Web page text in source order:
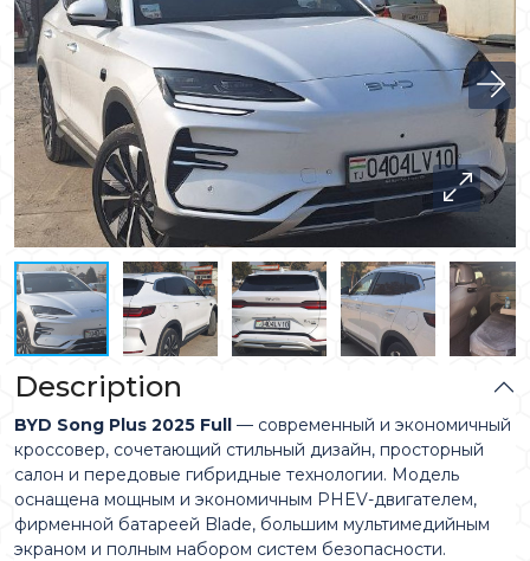
Description
BYD Song Plus 2025 Full — современный и экономичный
кроссовер, сочетающий стильный дизайн, просторный
салон и передовые гибридные технологии. Модель
оснащена мощным и экономичным PHEV-двигателем,
фирменной батареей Blade, большим мультимедийным
экраном и полным набором систем безопасности.